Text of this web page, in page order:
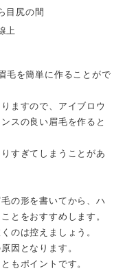
目尻の間
上
毛を簡単に作ることがで
ますので、アイブロウ
スの良い眉毛を作ると
すぎてしまうことがあ
の形を書いてから、ハ
とをおすすめします。
のは控えましょう。
因となります。
もポイントです。